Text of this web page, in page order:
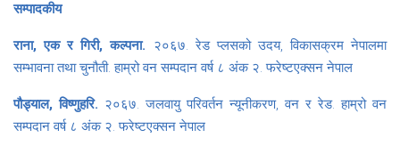
सम्पादकीय
राना, एक र गिरी, कल्पना. २०६७. रेड प्लसको उदय, विकासक्रम नेपालमा
सम्भावना तथा चुनौती. हाम्रो वन सम्पदान वर्ष ८ अंक २. फरेष्टएक्सन नेपाल
पौड्याल, विष्णुहरि. २०६७. जलवायु परिवर्तन न्यूनीकरण, वन र रेड. हाम्रो वन
सम्पदान वर्ष ८ अंक २. फरेष्टएक्सन नेपाल